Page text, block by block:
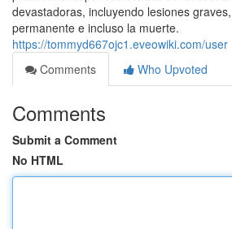
devastadoras, incluyendo lesiones
permanente e incluso la muerte.
https://tommyd667ojc1.eveowiki.com/user
Comments
Who Upvoted
Comments
Submit a Comment
No HTML